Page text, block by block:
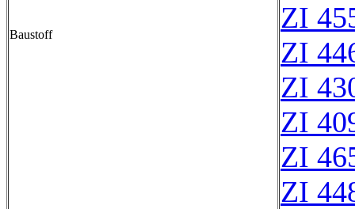
Baustoff
ZI
ZI
ZI
ZI
ZI
ZI